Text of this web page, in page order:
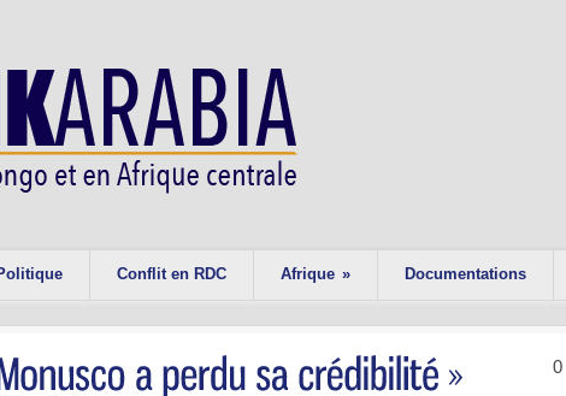
Conflit en RDC Afrique » Documentations
0